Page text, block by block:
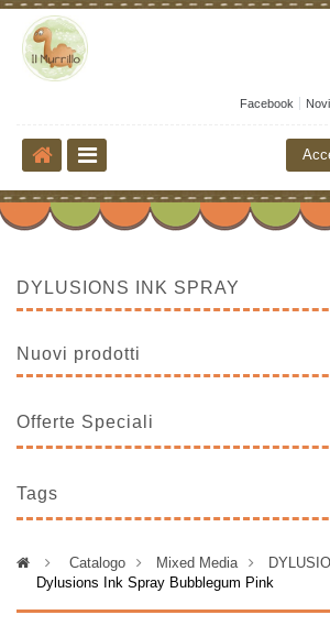
Facebook
DYLUSIONS INK SPRAY
Nuovi prodotti
Offerte Speciali
Tags
> Catalogo > Mixed Media >
Dylusions Ink Spray Bubblegum Pink